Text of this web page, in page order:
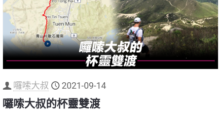
囉嗦大叔 2021-09-14
囉嗦大叔的杯靈雙渡